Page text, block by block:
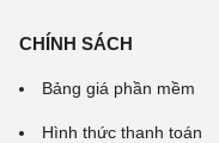
CHÍNH SÁCH
Bảng giá phần mềm
Hình thức thanh toán